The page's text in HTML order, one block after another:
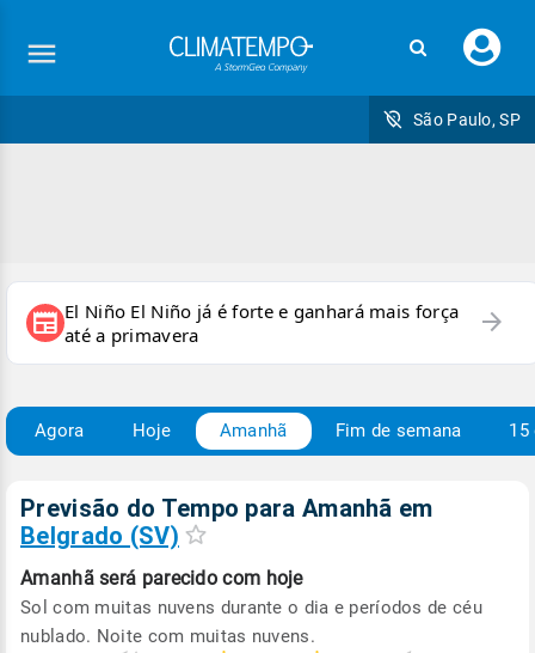
seu
São Paulo, SP
newspaper El Niño El Niño já é forte e ganhará mais força
até a primavera
arrow_forward
Agora Hoje Amanhã Fim de semana 15
Previsão do Tempo para Amanhã em
Belgrado (SV)
Amanhã será parecido com hoje
Sol com muitas nuvens durante o dia e períodos de céu
nublado. Noite com muitas nuvens.